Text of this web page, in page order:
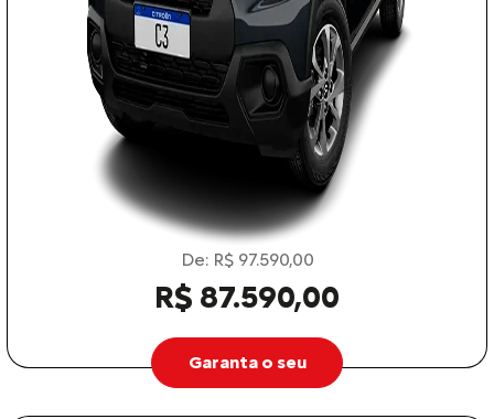
De: R$ 97.590,00
R$ 87.590,00
Garanta o seu